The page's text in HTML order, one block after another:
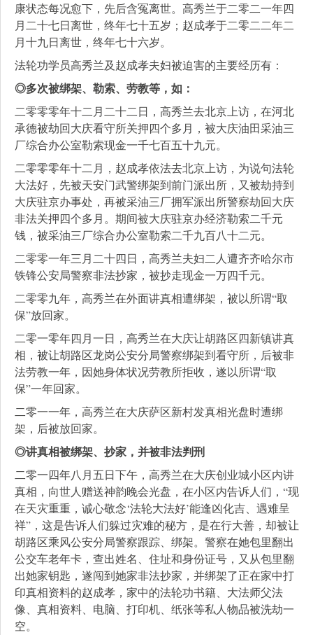
康状态每况愈下，先后含冤离世。高秀兰于二零二一年四
月二十七日离世，终年七十五岁；赵成孝于二零二二年二
月十九日离世，终年七十六岁。
法轮功学员高秀兰及赵成孝夫妇被迫害的主要经历有：
◎多次被绑架、勒索、劳教等，如：
二零零零年十二月二十二日，高秀兰去北京上访，在河北
承德被劫回大庆看守所关押四个多月，被大庆油田采油三
厂综合办公室勒索现金一千七百五十九元。
二零零零年十二月，赵成孝依法去北京上访，为说句法轮
大法好，先被天安门武警绑架到前门派出所，又被劫持到
大庆驻京办事处，再被采油三厂拥军派出所警察劫回大庆
非法关押四个多月。期间被大庆驻京办经济勒索二千元
钱，被采油三厂综合办公室勒索二千九百八十二元。
二零零一年三月二十四日，高秀兰夫妇二人遭齐齐哈尔市
铁锋公安局警察非法抄家，被抄走现金一万四千元。
二零零九年，高秀兰在外面讲真相遭绑架，被以所谓“取
保”放回家。
二零一零年四月一日，高秀兰在大庆让胡路区四新镇讲真
相，被让胡路区龙岗公安分局警察绑架到看守所，后被非
法劳教一年，因她身体状况劳教所拒收，遂以所谓“取
保”一年回家。
二零一一年，高秀兰在大庆萨区新村发真相光盘时遭绑
架，后被放回家。
◎讲真相被绑架、抄家，并被非法判刑
二零一四年八月五日下午，高秀兰在大庆创业城小区内讲
真相，向世人赠送神韵晚会光盘，在小区内告诉人们，“现
在天灾重重，诚心敬念‘法轮大法好’能逢凶化吉、遇难呈
祥”，这是告诉人们躲过灾难的秘方，是在行大善，却被让
胡路区乘风公安分局警察跟踪、绑架。警察在她包里翻出
公交车老年卡，查出姓名、住址和身份证号，又从包里翻
出她家钥匙，遂闯到她家非法抄家，并绑架了正在家中打
印真相资料的赵成孝，家中的法轮功书籍、大法师父法
像、真相资料、电脑、打印机、纸张等私人物品被洗劫一
空。